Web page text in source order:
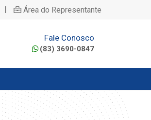
| Área do Representante
Fale Conosco
(83) 3690-0847